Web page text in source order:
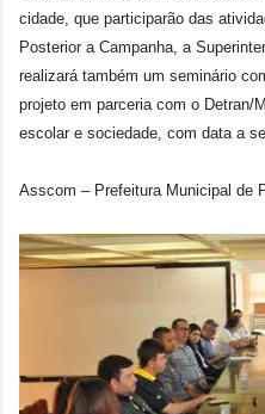
cidade, que participarão das
Posterior a Campanha, a
realizará também um seminário
projeto em parceria com o Detran/
escolar e sociedade, com data a
Asscom – Prefeitura Municipal de